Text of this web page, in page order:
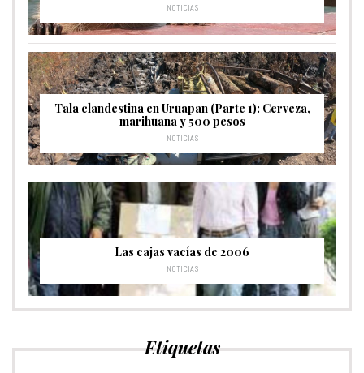
NOTICIAS
Tala clandestina en Uruapan (Parte 1): Cerveza,
marihuana y 500 pesos
NOTICIAS
Las cajas vacías de 2006
NOTICIAS
Etiquetas